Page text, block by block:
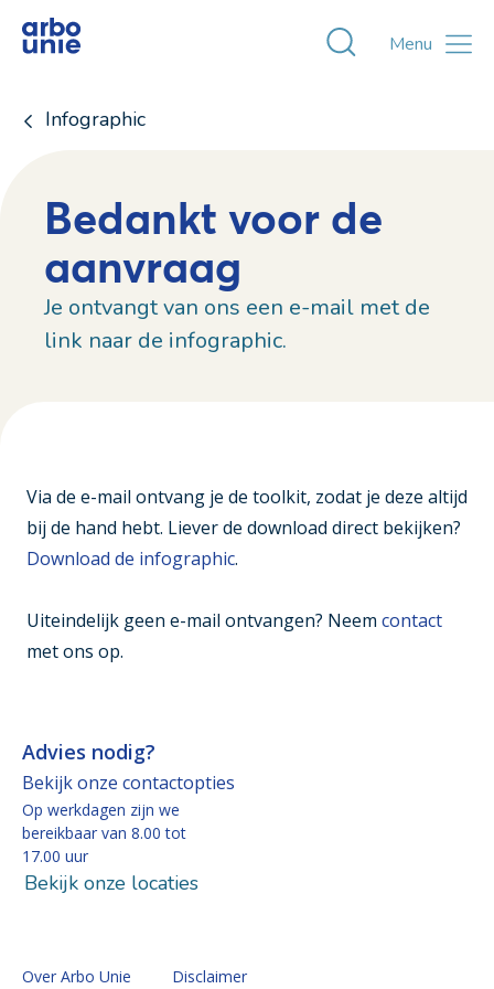
Toggle
Menu
Infographic
Bedankt voor de
aanvraag
Je ontvangt van ons een e-mail met de
link naar de infographic.
Via de e-mail ontvang je de toolkit, zodat je deze altijd
bij de hand hebt. Liever de download direct bekijken?
Download de infographic.
Uiteindelijk geen e-mail ontvangen? Neem contact
met ons op.
Advies nodig?
Bekijk onze contactopties
Op werkdagen zijn we
bereikbaar van 8.00 tot
17.00 uur
Bekijk onze locaties
Over Arbo Unie Disclaimer